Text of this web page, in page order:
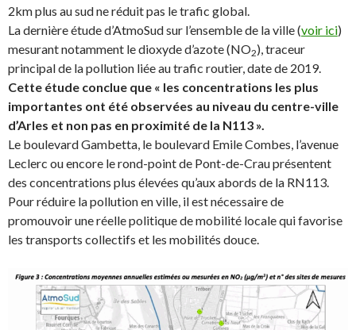
2km plus au sud ne réduit pas le trafic global.
La dernière étude d’AtmoSud sur l’ensemble de la ville (voir ici)
mesurant notamment le dioxyde d’azote (NO2), traceur
principal de la pollution liée au trafic routier, date de 2019.
Cette étude conclue que « les concentrations les plus
importantes ont été observées au niveau du centre-ville
d’Arles et non pas en proximité de la N113 ».
Le boulevard Gambetta, le boulevard Emile Combes, l’avenue
Leclerc ou encore le rond-point de Pont-de-Crau présentent
des concentrations plus élevées qu’aux abords de la RN113.
Pour réduire la pollution en ville, il est nécessaire de
promouvoir une réelle politique de mobilité locale qui favorise
les transports collectifs et les mobilités douce.